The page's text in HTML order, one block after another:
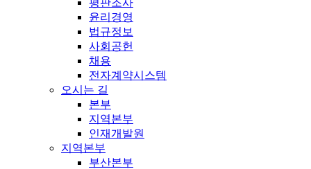
윤리경영
법규정보
사회공헌
채용
전자계약시스템
오시는 길
본부
지역본부
인재개발원
지역본부
부산본부